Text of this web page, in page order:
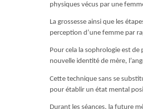
physiques vécus par une
La grossesse ainsi que les
perception d’une femme par
Pour cela la sophrologie est
nouvelle identité de mère,
Cette technique sans se
pour établir un état mental
Durant les séances, la future